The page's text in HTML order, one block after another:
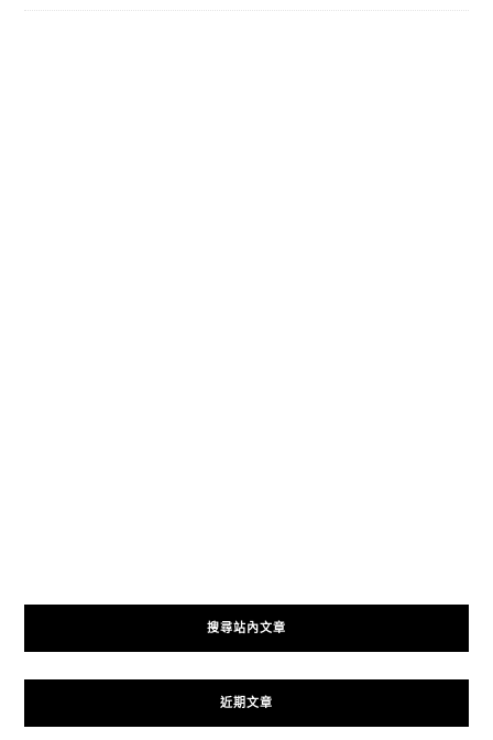
搜尋站內文章
近期文章